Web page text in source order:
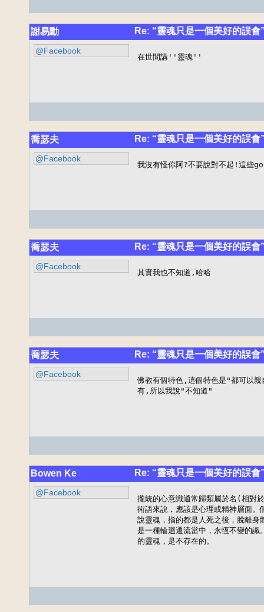
謝易勳 Re: “靈魂只是一個美好的誤
@Facebook
在世間講''靈魂''
喬瑟夫 Re: “靈魂只是一個美好的誤
@Facebook
我沒有怪你阿?不要說對不起!這些
喬瑟夫 Re: “靈魂只是一個美好的誤
@Facebook
其實我也不知道,哈哈
喬瑟夫 Re: “靈魂只是一個美好的誤
@Facebook
佛教有個特色,這個特色是"都可以
有,所以我說"不知道"
Bowen Ke Re: “靈魂只是一個美好的誤
@Facebook
攏統的心意識通常歸類屬於名(相對
術語來說，應該是心理或精神層面
說靈魂，指的都是人死之後，脫離
是一種輪迴遷流當中，永恆不變的
的靈魂，是不存在的。